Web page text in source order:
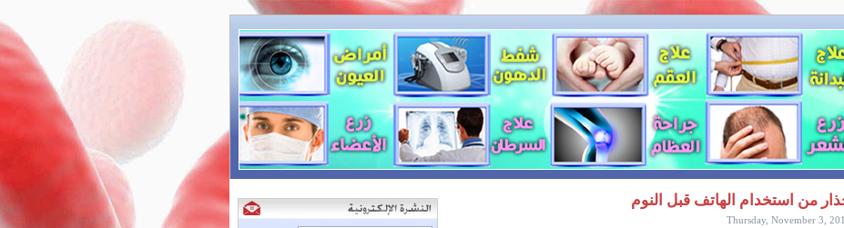
من استخدام الهاتف قبل النوم
Thursday, November 3,